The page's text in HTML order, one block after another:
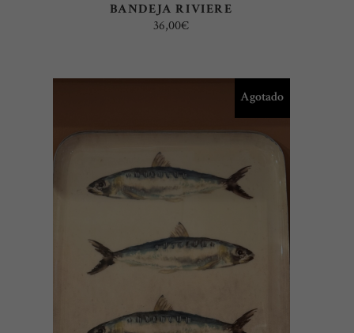
BANDEJA RIVIERE
36,00€
Agotado
LEER MÁS